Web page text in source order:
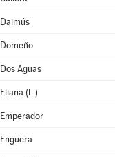
Daimús
Domeño
Dos Aguas
Eliana (L')
Emperador
Enguera